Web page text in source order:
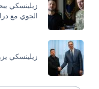
زيلينسكي
الجوي مع
زيلينسكي